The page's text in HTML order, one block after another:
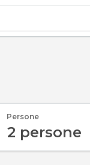
Persone
2 persone